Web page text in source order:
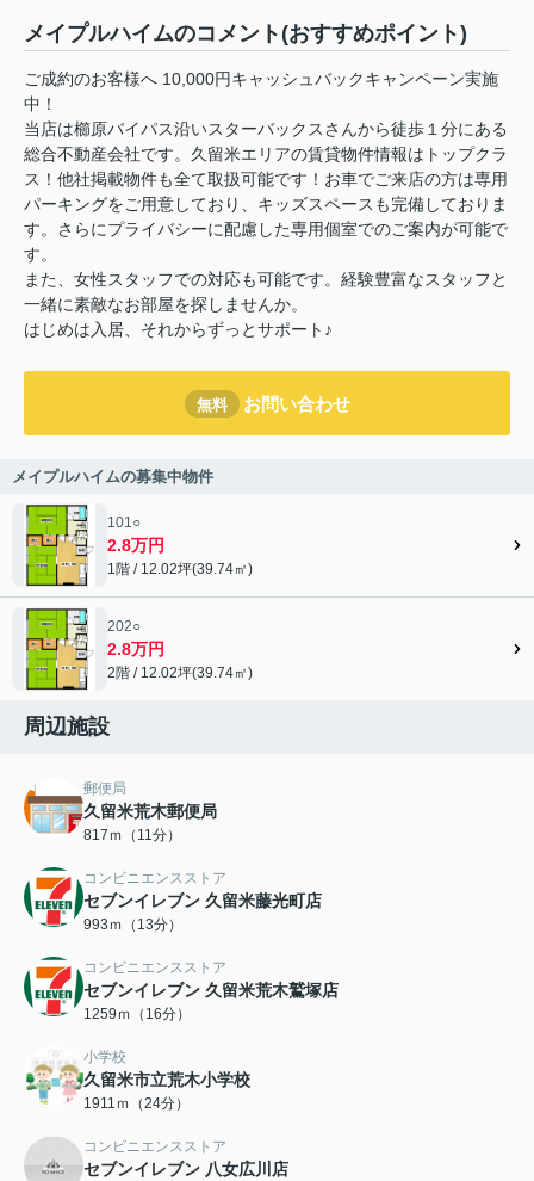
メイプルハイムのコメント(おすすめポイント)
ご成約のお客様へ 10,000円キャッシュバックキャンペーン実施
中！
当店は櫛原バイパス沿いスターバックスさんから徒歩１分にある
総合不動産会社です。久留米エリアの賃貸物件情報はトップクラ
ス！他社掲載物件も全て取扱可能です！お車でご来店の方は専用
パーキングをご用意しており、キッズスペースも完備しておりま
す。さらにプライバシーに配慮した専用個室でのご案内が可能で
す。
また、女性スタッフでの対応も可能です。経験豊富なスタッフと
一緒に素敵なお部屋を探しませんか。
はじめは入居、それからずっとサポート♪
無料 お問い合わせ
メイプルハイムの募集中物件
101○
2.8万円
1階 / 12.02坪(39.74㎡)
202○
2.8万円
2階 / 12.02坪(39.74㎡)
周辺施設
郵便局
久留米荒木郵便局
817ｍ（11分）
コンビニエンスストア
セブンイレブン 久留米藤光町店
993ｍ（13分）
コンビニエンスストア
セブンイレブン 久留米荒木鷲塚店
1259ｍ（16分）
小学校
久留米市立荒木小学校
1911ｍ（24分）
コンビニエンスストア
セブンイレブン 八女広川店